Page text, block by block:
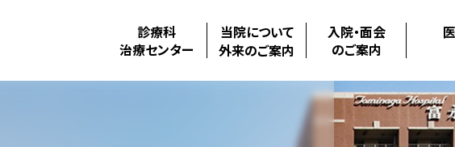
診療科
治療センター
当院について
外来のご案内
入院・面会
のご案内